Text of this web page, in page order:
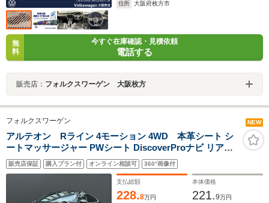
住所
大阪府枚方市
無
料
今すぐ在庫確認・見積依頼
電話する
販売店： フォルクスワーゲン 大阪枚方
フォルクスワーゲン NEW
アルテオン Rライン 4モーション 4WD 本革シート シ
ートマッサージャー PWシート DiscoverProナビ リアビ
ューカメラ CarPlay対応 ヘッドアップディスプレイ デジ
タルメータークラスター PWバックドア LEDヘッドライ
ト ACC LKA ブラインドスポット ETC
販売店保証 購入プラン付 オンライン相談可 360°画像付
支払総額
228.8万円
本体価格
221.9万円